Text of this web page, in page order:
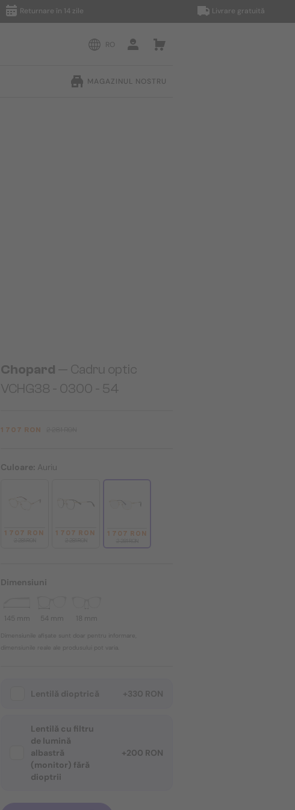
Returnare în 14 zile Livrare gratuită
RO
MAGAZINUL NOSTRU
Chopard — Cadru optic
VCHG38 - 0300 - 54
1 707 RON
Culoare: Auriu
1 707 RON 1 707 RON 1 707 RON
Dimensiuni
145 mm 54 mm 18 mm
Dimensiunile afișate sunt doar pentru informare,
dimensiunile reale ale produsului pot varia.
Lentilă dioptrică +330 RON
Lentilă cu filtru
de lumină
albastră
(monitor) fără
dioptrii
+200 RON